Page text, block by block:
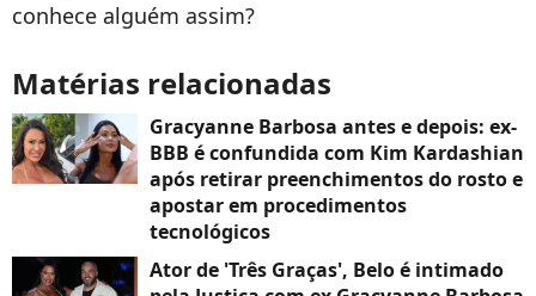
conhece alguém assim?
Matérias relacionadas
Gracyanne Barbosa antes e depois: ex-
BBB é confundida com Kim Kardashian
após retirar preenchimentos do rosto e
apostar em procedimentos
tecnológicos
Ator de 'Três Graças', Belo é intimado